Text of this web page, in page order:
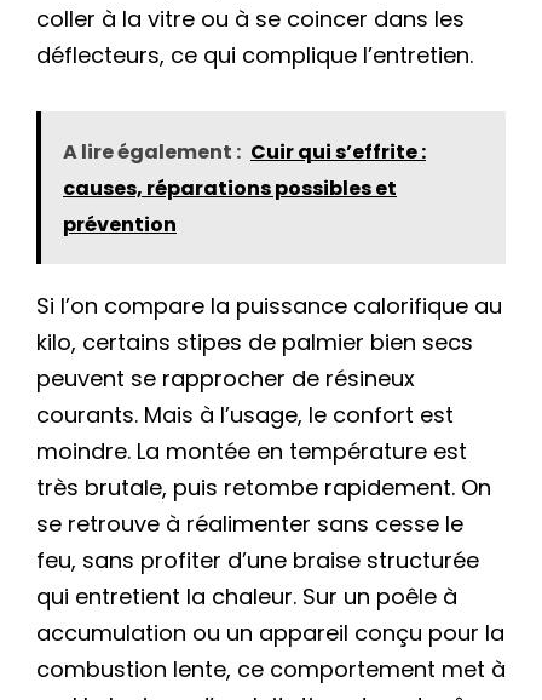
coller à la vitre ou à se coincer dans les
déflecteurs, ce qui complique l’entretien.
A lire également : Cuir qui s’effrite :
causes, réparations possibles et
prévention
Si l’on compare la puissance calorifique au
kilo, certains stipes de palmier bien secs
peuvent se rapprocher de résineux
courants. Mais à l’usage, le confort est
moindre. La montée en température est
très brutale, puis retombe rapidement. On
se retrouve à réalimenter sans cesse le
feu, sans profiter d’une braise structurée
qui entretient la chaleur. Sur un poêle à
accumulation ou un appareil conçu pour la
combustion lente, ce comportement met à